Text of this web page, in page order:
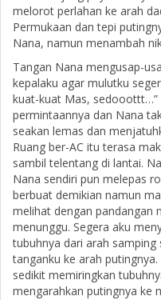
melorot perlahan ke arah
Permukaan dan tepi
Nana, namun menambah
Tangan Nana mengusap-
kepalaku agar mulutku
kuat-kuat Mas, sedooottt…”
permintaannya dan Nana
seakan lemas dan
Ruang ber-AC itu terasa
sambil telentang di lantai.
Nana sendiri pun melepas
berbuat demikian namun
melihat dengan pandangan
menunggu. Segera aku
tubuhnya dari arah
tanganku ke arah
sedikit memiringkan
mengarahkan putingnya ke